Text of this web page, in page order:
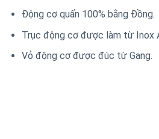
Động cơ quấn 100% bằng Đồng.
Trục động cơ được làm từ Inox
Vỏ động cơ được đúc từ Gang.